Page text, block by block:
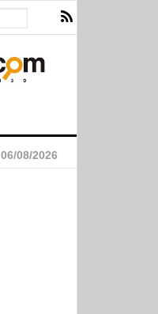
06/08/2026